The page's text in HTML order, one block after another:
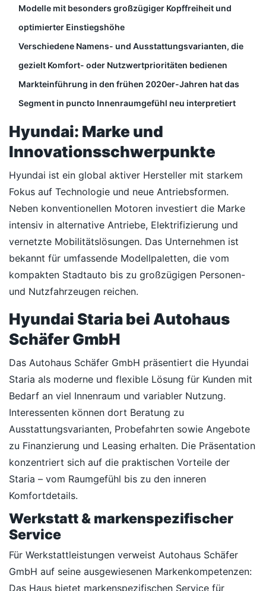
Modelle mit besonders großzügiger Kopffreiheit und
optimierter Einstiegshöhe
Verschiedene Namens- und Ausstattungsvarianten, die
gezielt Komfort- oder Nutzwertprioritäten bedienen
Markteinführung in den frühen 2020er-Jahren hat das
Segment in puncto Innenraumgefühl neu interpretiert
Hyundai: Marke und
Innovationsschwerpunkte
Hyundai ist ein global aktiver Hersteller mit starkem
Fokus auf Technologie und neue Antriebsformen.
Neben konventionellen Motoren investiert die Marke
intensiv in alternative Antriebe, Elektrifizierung und
vernetzte Mobilitätslösungen. Das Unternehmen ist
bekannt für umfassende Modellpaletten, die vom
kompakten Stadtauto bis zu großzügigen Personen-
und Nutzfahrzeugen reichen.
Hyundai Staria bei Autohaus
Schäfer GmbH
Das Autohaus Schäfer GmbH präsentiert die Hyundai
Staria als moderne und flexible Lösung für Kunden mit
Bedarf an viel Innenraum und variabler Nutzung.
Interessenten können dort Beratung zu
Ausstattungsvarianten, Probefahrten sowie Angebote
zu Finanzierung und Leasing erhalten. Die Präsentation
konzentriert sich auf die praktischen Vorteile der
Staria – vom Raumgefühl bis zu den inneren
Komfortdetails.
Werkstatt & markenspezifischer
Service
Für Werkstattleistungen verweist Autohaus Schäfer
GmbH auf seine ausgewiesenen Markenkompetenzen:
Das Haus bietet markenspezifischen Service für